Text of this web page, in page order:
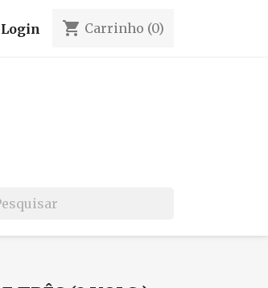
Login shopping_cart Carrinho (0)